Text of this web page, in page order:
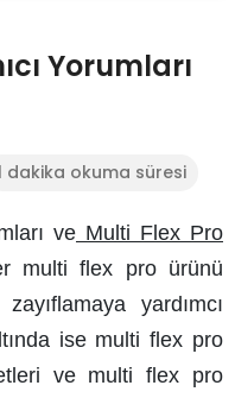
Yorumları
dakika okuma süresi
ve Multi Flex Pro
multi flex proürünü
yardımcı
ise multi flex pro
ve multi flex pro